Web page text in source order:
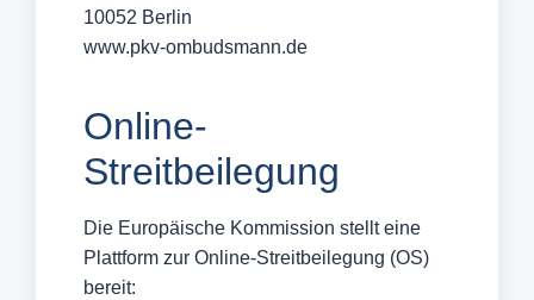
10052 Berlin
www.pkv-ombudsmann.de
Online-
Streitbeilegung
Die Europäische Kommission stellt eine
Plattform zur Online-Streitbeilegung (OS)
bereit: